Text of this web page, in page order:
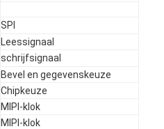
SPI
Leessignaal
schrijfsignaal
Bevel en gegevenskeuze
Chipkeuze
MIPI-klok
MIPI-klok